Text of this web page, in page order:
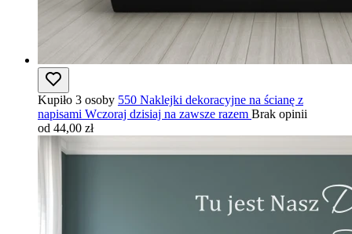
Kupiło 3 osoby 550 Naklejki dekoracyjne na ścianę z
napisami Wczoraj dzisiaj na zawsze razem Brak opinii
od 44,00 zł